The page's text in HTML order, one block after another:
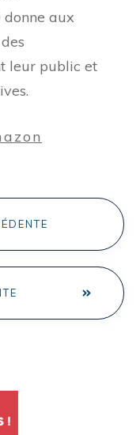
aux
leur public et